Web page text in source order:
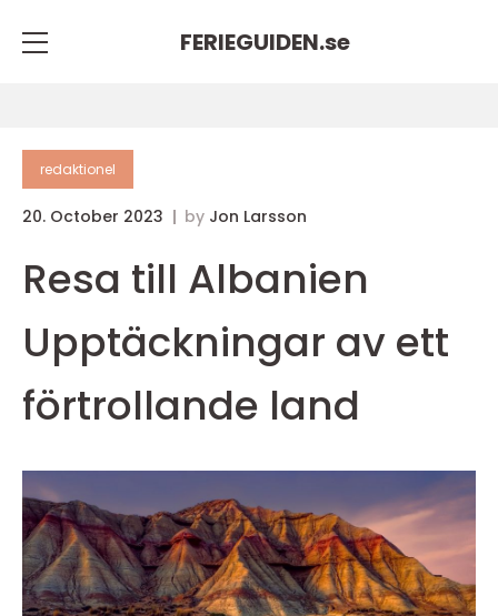
FERIEGUIDEN.se
redaktionel
20. October 2023 by Jon Larsson
Resa till Albanien
Upptäckningar av ett
förtrollande land